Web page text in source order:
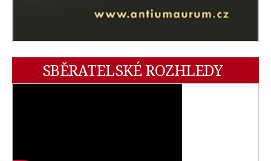
SBĚRATELSKÉ ROZHLEDY